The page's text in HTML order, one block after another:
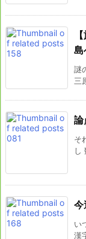
島
謎
三
論
そ
し
い
漢